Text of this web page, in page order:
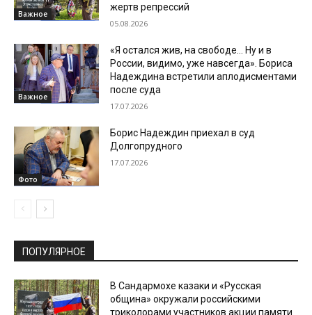
Важное
жертв репрессий
05.08.2026
Важное
«Я остался жив, на свободе… Ну и в
России, видимо, уже навсегда». Бориса
Надеждина встретили аплодисментами
после суда
17.07.2026
Фото
Борис Надеждин приехал в суд
Долгопрудного
17.07.2026
ПОПУЛЯРНОЕ
В Сандармохе казаки и «Русская
община» окружали российскими
триколорами участников акции памяти